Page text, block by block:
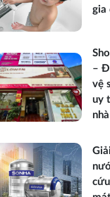
gia
–
vệ
uy
nhà